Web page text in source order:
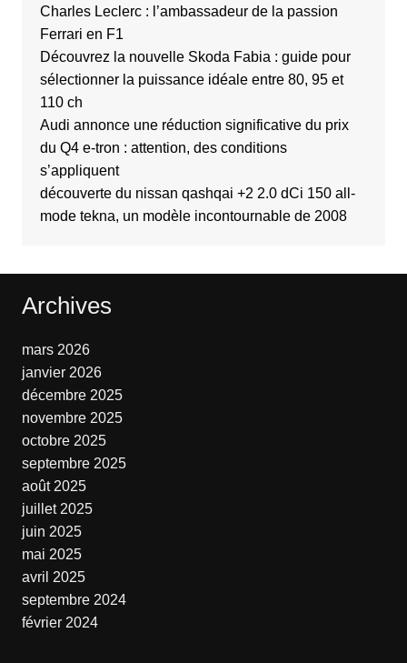
Charles Leclerc : l’ambassadeur de la passion
Ferrari en F1
Découvrez la nouvelle Skoda Fabia : guide pour
sélectionner la puissance idéale entre 80, 95 et
110 ch
Audi annonce une réduction significative du prix
du Q4 e-tron : attention, des conditions
s’appliquent
découverte du nissan qashqai +2 2.0 dCi 150 all-
mode tekna, un modèle incontournable de 2008
Archives
mars 2026
janvier 2026
décembre 2025
novembre 2025
octobre 2025
septembre 2025
août 2025
juillet 2025
juin 2025
mai 2025
avril 2025
septembre 2024
février 2024